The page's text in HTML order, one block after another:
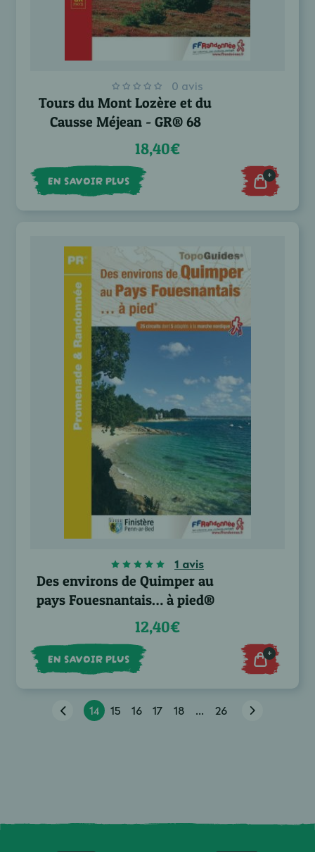
0 avis
Tours du Mont Lozère et du
Causse Méjean - GR® 68
18,40€
EN SAVOIR PLUS +
1 avis
Des environs de Quimper au
pays Fouesnantais… à pied®
12,40€
EN SAVOIR PLUS +
14 15 16 17 18 ... 26